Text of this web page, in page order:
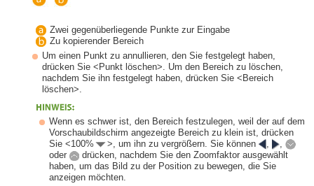
Zwei gegenüberliegende Punkte zur Eingabe
Zu kopierender Bereich
Um einen Punkt zu annullieren, den Sie festgelegt haben,
drücken Sie <Punkt löschen>. Um den Bereich zu löschen,
nachdem Sie ihn festgelegt haben, drücken Sie <Bereich
löschen>.
Wenn es schwer ist, den Bereich festzulegen, weil der auf dem
Vorschaubildschirm angezeigte Bereich zu klein ist, drücken
Sie <100%
>, um ihn zu vergrößern. Sie können ,
,
oder
drücken, nachdem Sie den Zoomfaktor ausgewählt
haben, um das Bild zu der Position zu bewegen, die Sie
anzeigen möchten.